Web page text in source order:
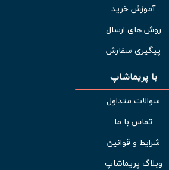
آموزش خرید
روش های ارسال
پیگیری سفارش
با پریماشاپ
سوالات متداول
تماس با ما
شرایط و قوانین
وبلاگ پریماشاپ